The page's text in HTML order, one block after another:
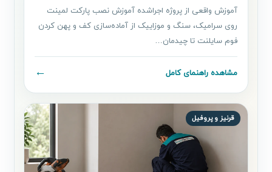
آموزش واقعی از پروژه اجراشده آموزش نصب پارکت لمینت
روی سرامیک، سنگ و موزاییک از آماده‌سازی کف و پهن کردن
فوم سایلنت تا چیدمان…
مشاهده راهنمای کامل ←
قرنیز و پروفیل